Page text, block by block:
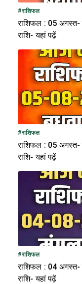
#राशिफल
राशिफल : 05
राशि- यहां पढ़ें
#राशिफल
राशिफल : 05 अगस्त-
राशि- यहां पढ़ें
#राशिफल
राशिफल : 04
राशि- यहां पढ़ें